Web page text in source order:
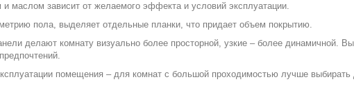
маслом зависит от желаемого эффекта и условий эксплуатации.
пола, выделяет отдельные планки, что придает объем покрытию.
делают комнату визуально более просторной, узкие – более динамичной.
помещения – для комнат с большой проходимостью лучше выбирать